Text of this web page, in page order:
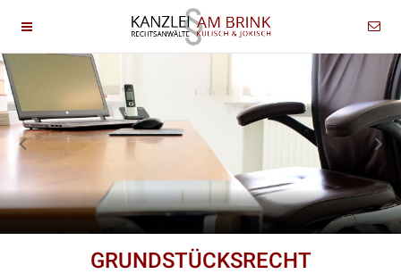
GRUNDSTÜCKSRECHT